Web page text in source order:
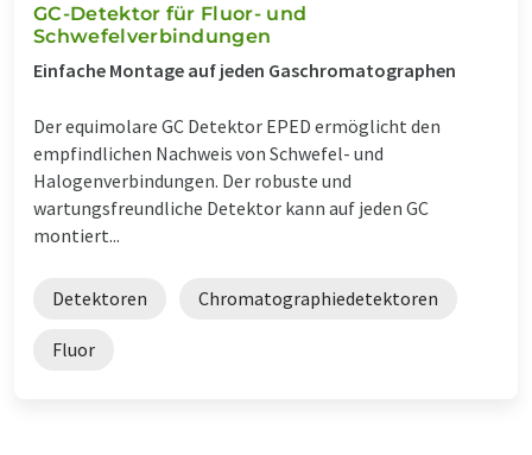
GC-Detektor für Fluor- und
Schwefelverbindungen
Einfache Montage auf jeden Gaschromatographen
Der equimolare GC Detektor EPED ermöglicht den
empfindlichen Nachweis von Schwefel- und
Halogenverbindungen. Der robuste und
wartungsfreundliche Detektor kann auf jeden GC
montiert...
Detektoren Chromatographiedetektoren
Fluor